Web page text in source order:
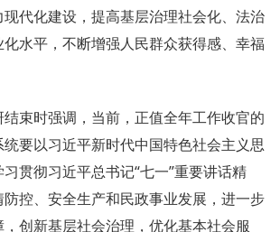
代化建设，提高基层治理社会化、法治
水平，不断增强人民群众获得感、幸福
时强调，当前，正值全年工作收官的
要以习近平新时代中国特色社会主义思
贯彻习近平总书记“七一”重要讲话精
控、安全生产和民政事业发展，进一步
创新基层社会治理，优化基本社会服